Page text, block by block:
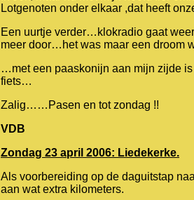
Lotgenoten onder elkaar ,dat heeft
Een uurtje verder…klokradio gaat
meer door…het was maar een droom
…met een paaskonijn aan mijn zijde
fiets…
Zalig……Pasen en tot zondag !!
VDB
Zondag 23 april 2006: Liedekerke.
Als voorbereiding op de daguitstap
aan wat extra kilometers.